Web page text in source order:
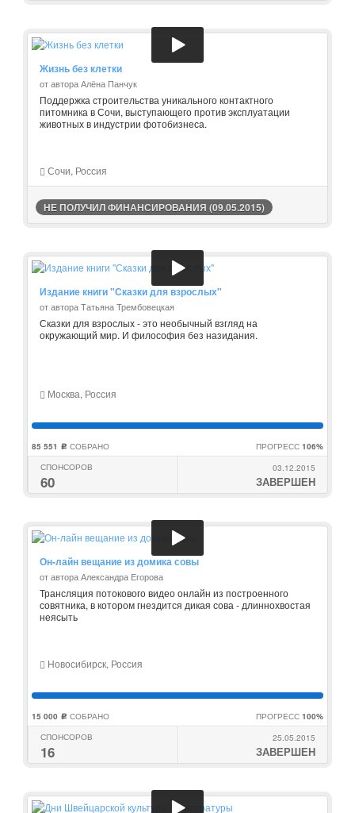
Жизнь без клетки
от автора Алёна Панчук
Поддержка строительства уникального контактного
питомника в Сочи, выступающего против эксплуатации
животных в индустрии фотобизнеса.
Сочи, Россия
НЕ ПОЛУЧИЛ ФИНАНСИРОВАНИЯ (09.05.2015)
Издание книги "Сказки для взрослых"
от автора Татьяна Трембовецкая
Сказки для взрослых - это необычный взгляд на
окружающий мир. И философия без назидания.
Москва, Россия
85 551 c СОБРАНО ПРОГРЕСС 106%
СПОНСОРОВ
60
03.12.2015
ЗАВЕРШЕН
Он-лайн вещание из домика совы
от автора Александра Егорова
Трансляция потокового видео онлайн из построенного
совятника, в котором гнездится дикая сова - длиннохвостая
неясыть
Новосибирск, Россия
15 000 c СОБРАНО ПРОГРЕСС 100%
СПОНСОРОВ
16
25.05.2015
ЗАВЕРШЕН